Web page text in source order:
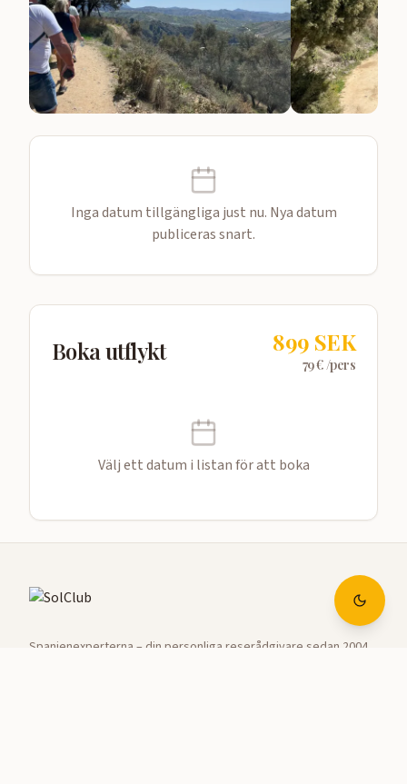
Inga datum tillgängliga just nu. Nya datum
publiceras snart.
Boka utflykt 899 SEK
79€ /pers
Välj ett datum i listan för att boka
Spanienexperterna – din personliga reserådgivare sedan 2004.